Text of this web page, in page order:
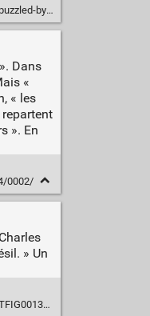
to-washington/
Dans
«
« les
». En
0002/
» Un